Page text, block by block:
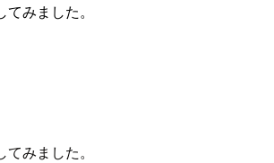
みました。
みました。